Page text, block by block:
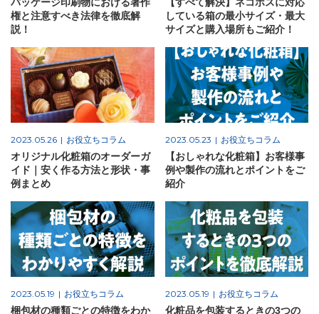
パッケージ印刷物における著作
権と注意すべき法律を徹底解
説！
【すべて解決】ネコポスに対応
している箱の最小サイズ・最大
サイズと購入場所もご紹介！
2023.05.26 お役立ちコラム
オリジナル化粧箱のオーダーガ
イド｜安く作る方法と形状・事
例まとめ
2023.05.23 お役立ちコラム
【おしゃれな化粧箱】お客様事
例や製作の流れとポイントをご
紹介
2023.05.19 お役立ちコラム
梱包材の種類ごとの特徴をわか
2023.05.19 お役立ちコラム
化粧品を包装するときの3つの